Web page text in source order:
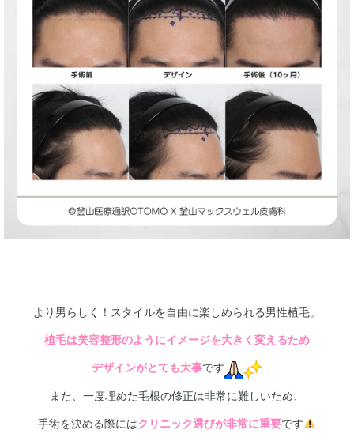
より男らしく！スタイルを自由に楽しめられる男性植毛。
植毛は美容整形のようにイメージを大きく変えるため
デザインがとても大事です
また、一度埋めた毛根の修正は非常に難しいため、
手術を決める際にはクリニック選びが非常に重要です